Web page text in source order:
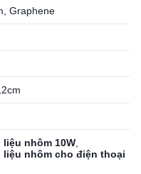
Graphene
liệu nhôm 10W
liệu nhôm cho điện thoại